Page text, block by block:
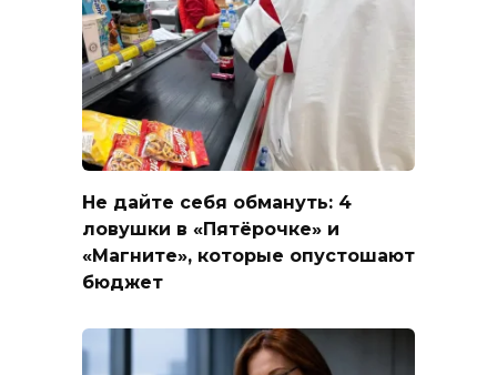
Не дайте себя обмануть: 4
ловушки в «Пятёрочке» и
«Магните», которые опустошают
бюджет